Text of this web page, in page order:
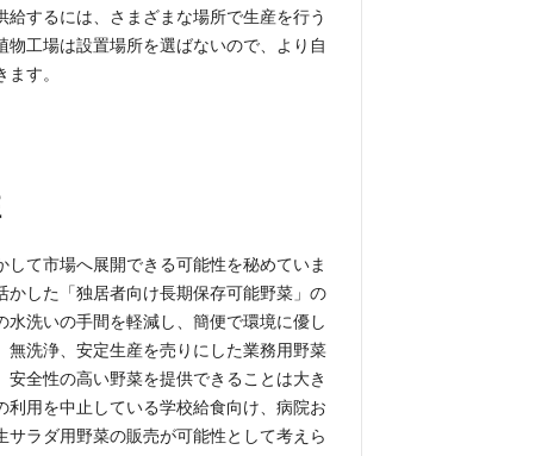
するには、さまざまな場所で生産を行う
工場は設置場所を選ばないので、より自
す。
て市場へ展開できる可能性を秘めていま
した「独居者向け長期保存可能野菜」の
洗いの手間を軽減し、簡便で環境に優し
洗浄、安定生産を売りにした業務用野菜
全性の高い野菜を提供できることは大き
用を中止している学校給食向け、病院お
ラダ用野菜の販売が可能性として考えら